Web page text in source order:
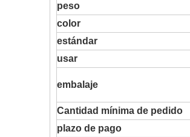
peso
color
estándar
usar
embalaje
Cantidad mínima de pedido
plazo de pago